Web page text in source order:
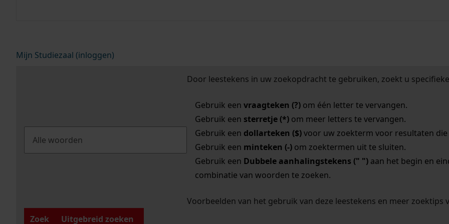
Mijn Studiezaal (inloggen)
Door leestekens in uw zoekopdracht te gebruiken, zoekt u
Gebruik een vraagteken (?)om één letter te vervangen.
Gebruik een sterretje (*)om meer letters te vervangen.
Gebruik een dollarteken ($)voor uw zoekterm voor resultaten die
Gebruik een minteken (-)om zoektermen uit te sluiten.
Gebruik een Dubbele aanhalingstekens (" ")aan het begin en
combinatie van woorden te zoeken.
Voorbeelden van het gebruik van deze leestekens en meer zoektips
Zoek
Uitgebreid zoeken